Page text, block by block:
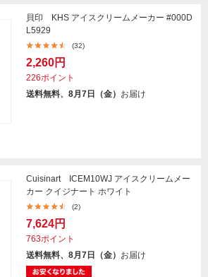
貝印 KHS アイスクリームメーカー #000D
L5929
(32)
2,260円
226ポイント
送料無料、8月7日（金） お届け
Cuisinart ICEM10WJ アイスクリームメー
カー クイジナート ホワイト
(2)
7,624円
763ポイント
送料無料、8月7日（金） お届け